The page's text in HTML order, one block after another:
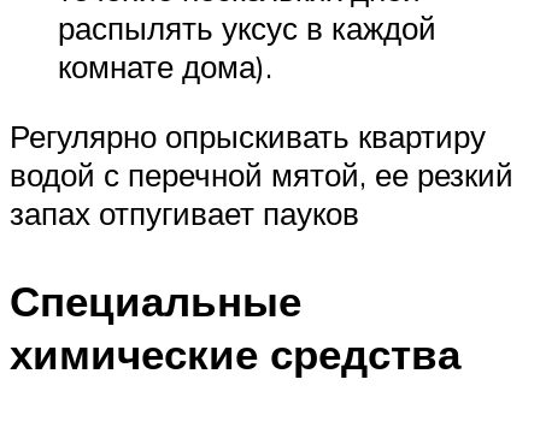
распылять уксус в каждой
комнате дома).
Регулярно опрыскивать квартиру
водой с перечной мятой, ее резкий
запах отпугивает пауков
Специальные
химические средства